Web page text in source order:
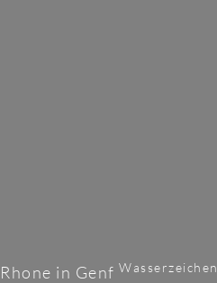
in Genf Wasserzeichen